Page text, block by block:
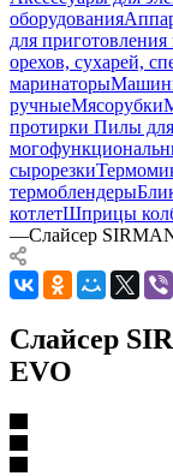
оборудования
для
орехов, сухарей,
маринаторы
ручныеМясорубки
протирки Пилы
сырорезки
термоблендеры
котлетШприцы
—Слайсер
Слайсер
EVO